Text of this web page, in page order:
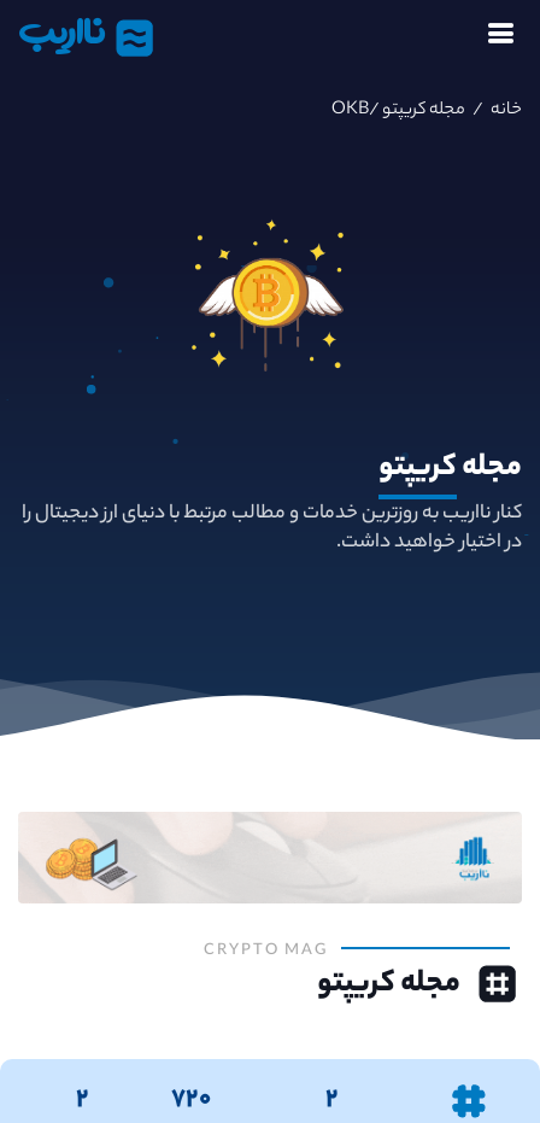
نااریب
خانه / مجله کریپتو/OKB
مجلهکریپتو
کنار نااریب به روزترین خدمات و مطالب مرتبط با دنیای ارز دیجیتال را
در اختیار خواهید داشت.
CRYPTO MAG
مجله کریپتو
۲ ۷۲۰ ۲